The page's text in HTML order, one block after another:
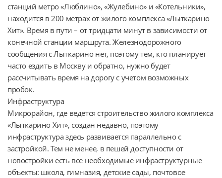
станций метро «Люблино», «Жулебино» и «Котельники»,
находится в 200 метрах от жилого комплекса «Лыткарино
Хит». Время в пути – от тридцати минут в зависимости от
конечной станции маршрута. Железнодорожного
сообщения с Лыткарино нет, поэтому тем, кто планирует
часто ездить в Москву и обратно, нужно будет
рассчитывать время на дорогу с учетом возможных
пробок.
Инфраструктура
Микрорайон, где ведется строительство жилого комплекса
«Лыткарино Хит», создан недавно, поэтому
инфраструктура здесь развивается параллельно с
застройкой. Тем не менее, в пешей доступности от
новостройки есть все необходимые инфраструктурные
объекты: школа, гимназия, детские сады, почтовое